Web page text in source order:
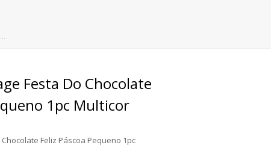
Festa Do Chocolate
1pc Multicor
Feliz Páscoa Pequeno 1pc